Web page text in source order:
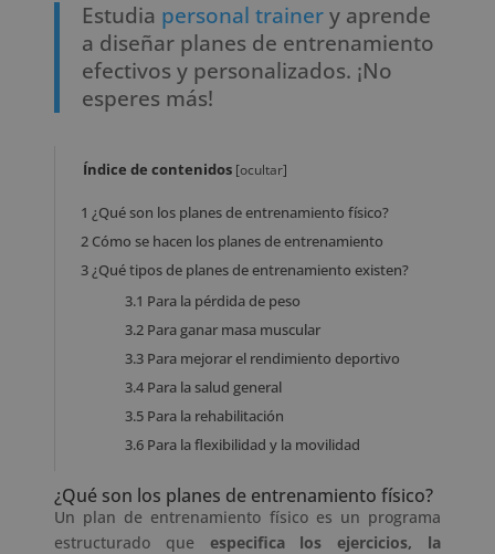
Estudia personal trainery aprende
a diseñar planes de entrenamiento
efectivos y personalizados. ¡No
esperes más!
Índice de contenidos [ocultar]
1 ¿Qué son los planes de entrenamiento físico?
2Cómo se hacen los planes de entrenamiento
3¿Qué tipos de planes de entrenamiento existen?
3.1 Para la pérdida de peso
3.2Para ganar masa muscular
3.3Para mejorar el rendimiento deportivo
3.4Para la salud general
3.5Para la rehabilitación
3.6Para la flexibilidad y la movilidad
¿Qué son los planes de entrenamiento físico?
Un plan de entrenamiento físico es un programa
estructurado que especifica los ejercicios, la